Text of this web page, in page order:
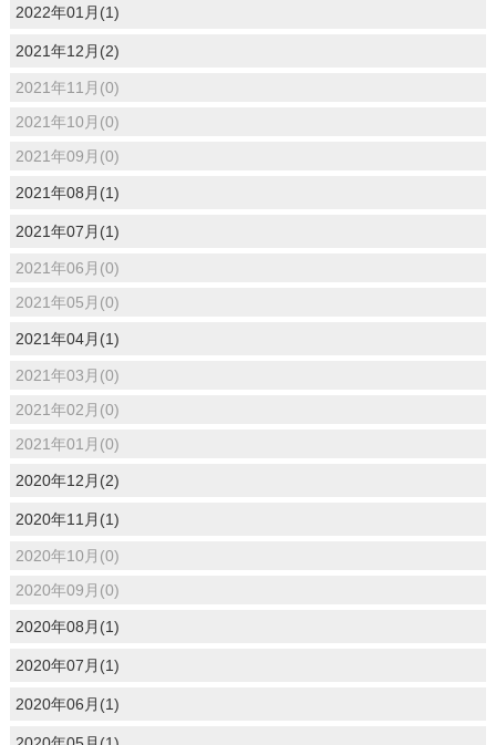
2022年01月(1)
2021年12月(2)
2021年11月(0)
2021年10月(0)
2021年09月(0)
2021年08月(1)
2021年07月(1)
2021年06月(0)
2021年05月(0)
2021年04月(1)
2021年03月(0)
2021年02月(0)
2021年01月(0)
2020年12月(2)
2020年11月(1)
2020年10月(0)
2020年09月(0)
2020年08月(1)
2020年07月(1)
2020年06月(1)